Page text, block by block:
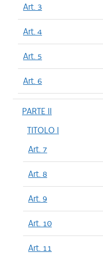
Art. 3
Art. 4
Art. 5
Art. 6
PARTE II
TITOLO I
Art. 7
Art. 8
Art. 9
Art. 10
Art. 11